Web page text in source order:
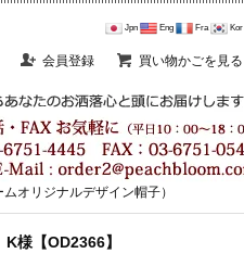
Jpn Eng Fra Kor
会員登録 買い物かごを見る
オリジナルデザイン帽子）
様【OD2366】